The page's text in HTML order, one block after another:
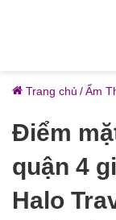
Trang chủ /Ẩm
Điểm
quận 4
Halo